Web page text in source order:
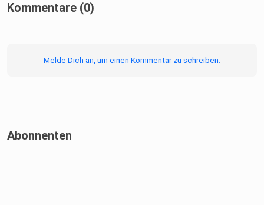
Kommentare (0)
Melde Dich an, um einen Kommentar zu schreiben.
Abonnenten